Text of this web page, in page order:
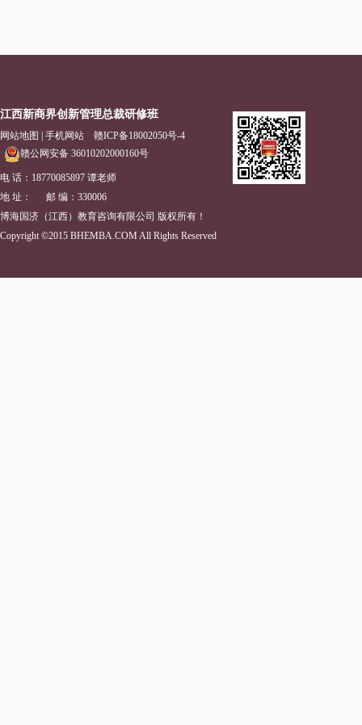
江西新商界创新管理总裁研修班
网站地图 手机网站
赣ICP备18002050号-4
赣公网安备 36010202000160号
电 话：18770085897 谭老师
地 址： 邮 编：330006
博海国济（江西）教育咨询有限公司 版权所有！
Copyright ©2015 BHEMBA.COM All Rights Reserved